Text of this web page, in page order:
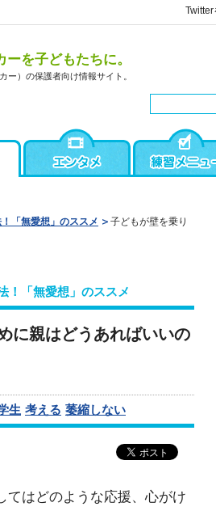
Twitter
を子どもたちに。
ー）の保護者向け情報サイト。
「無愛想」のススメ
子どもが壁を乗り
！「無愛想」のススメ
に親はどうあればいいの
生 考える 萎縮しない
てはどのような応援、心がけ